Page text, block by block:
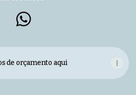
de orçamento aqui